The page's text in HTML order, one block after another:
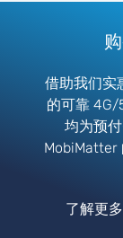
借助我们实
的可靠 4G/
均为预
MobiMatter
了解更